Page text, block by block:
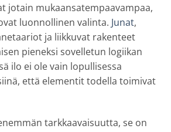
jotain mukaansatempaavampaa,
luonnollinen valinta. Junat,
ja liikkuvat rakenteet
pieneksi sovelletun logiikan
ilo ei ole vain lopullisessa
että elementit todella toimivat
tarkkaavaisuutta, se on